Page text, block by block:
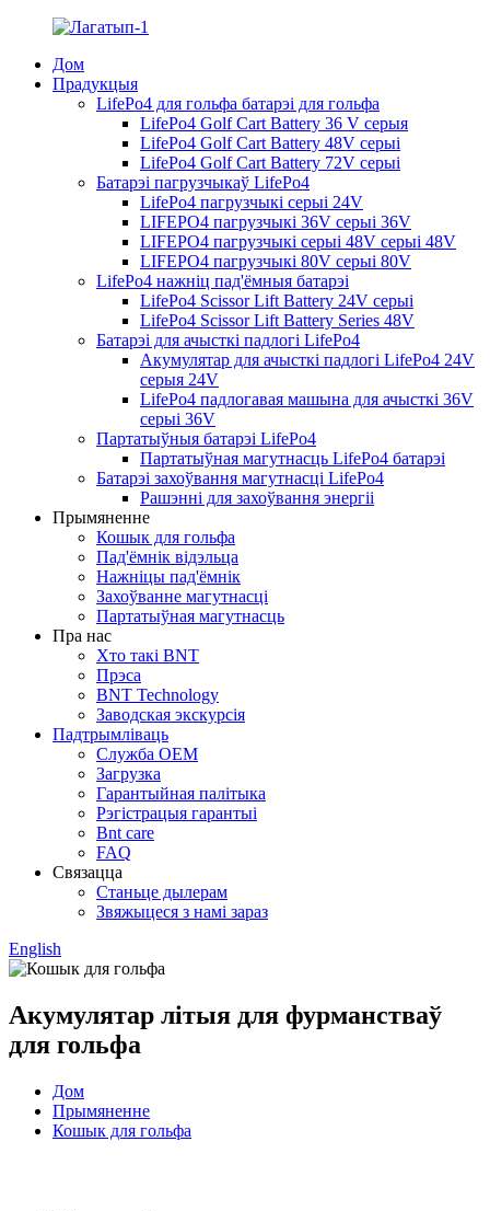
Дом
Прадукцыя
LifePo4 для гольфа батарэі для гольфа
LifePo4 Golf Cart Battery 36 V серыя
LifePo4 Golf Cart Battery 48V серыі
LifePo4 Golf Cart Battery 72V серыі
Батарэі пагрузчыкаў LifePo4
LifePo4 пагрузчыкі серыі 24V
LIFEPO4 пагрузчыкі 36V серыі 36V
LIFEPO4 пагрузчыкі серыі 48V серыі 48V
LIFEPO4 пагрузчыкі 80V серыі 80V
LifePo4 нажніц пад'ёмныя батарэі
LifePo4 Scissor Lift Battery 24V серыі
LifePo4 Scissor Lift Battery Series 48V
Батарэі для ачысткі падлогі LifePo4
Акумулятар для ачысткі падлогі LifePo4 24V
серыя 24V
LifePo4 падлогавая машына для ачысткі 36V
серыі 36V
Партатыўныя батарэі LifePo4
Партатыўная магутнасць LifePo4 батарэі
Батарэі захоўвання магутнасці LifePo4
Рашэнні для захоўвання энергіі
Прымяненне
Кошык для гольфа
Пад'ёмнік відэльца
Нажніцы пад'ёмнік
Захоўванне магутнасці
Партатыўная магутнасць
Пра нас
Хто такі BNT
Прэса
BNT Technology
Заводская экскурсія
Падтрымліваць
Служба OEM
Загрузка
Гарантыйная палітыка
Рэгістрацыя гарантыі
Bnt care
FAQ
Связацца
Станьце дылерам
Звяжыцеся з намі зараз
English
Акумулятар літыя для фурманстваў
для гольфа
Дом
Прымяненне
Кошык для гольфа